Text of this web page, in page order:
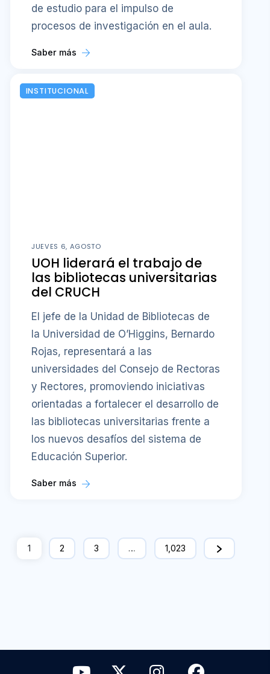
de estudio para el impulso de
procesos de investigación en el aula.
Saber más
INSTITUCIONAL
JUEVES 6, AGOSTO
UOH liderará el trabajo de
las bibliotecas universitarias
del CRUCH
El jefe de la Unidad de Bibliotecas de
la Universidad de O’Higgins, Bernardo
Rojas, representará a las
universidades del Consejo de Rectoras
y Rectores, promoviendo iniciativas
orientadas a fortalecer el desarrollo de
las bibliotecas universitarias frente a
los nuevos desafíos del sistema de
Educación Superior.
Saber más
1 2 3 … 1,023